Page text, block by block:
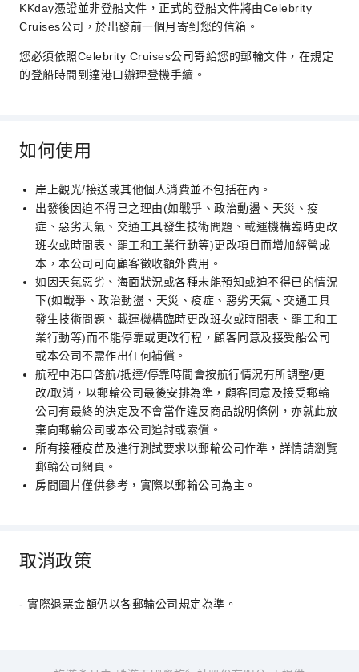
2026/11/07
下船
抵達時間：07:00
KKday憑證並非登船文件，正式的登船文件將由Celebrity
Cruises公司，於出發前一個月寄到您的信箱。
您必須依照Celebrity Cruises公司寄給您的郵輪文件，在規定
的登船時間到達港口辦理登機手續。
如何使用
岸上觀光/接送或其他個人消費並不包括在內。
出發後因迫不得已之理由(如戰爭、政治動盪、天災、疫
症、惡劣天氣、交通工具發生技術問題、載運機構臨時更改
班次或時間表、罷工和工業行動等)更改項目而增加經營成
本，本公司可向顧客徵收額外費用。
如因天氣惡劣、海面狀況或各種未能預知或迫不得已的情況
下(如戰爭、政治動盪、天災、疫症、惡劣天氣、交通工具
發生技術問題、載運機構臨時更改班次或時間表、罷工和工
業行動等)而不能停靠或更改行程，顧客同意及接受船公司
或本公司不需作出任何補償。
航程中港口啓航/抵達/停靠時間會按航行情況有所調整/更
改/取消，以郵輪公司最後安排為準，顧客同意及接受郵輪
公司有最終的決定及不會當作違反商品說明條例，亦就此放
棄向郵輪公司或本公司追討或索償。
所有接種疫苗及進行測試要求以郵輪公司作準，詳情請瀏覽
郵輪公司網頁。
房間圖片僅供參考，實際以郵輪公司為主。
取消政策
- 實際退票金額仍以各郵輪公司規定為準。